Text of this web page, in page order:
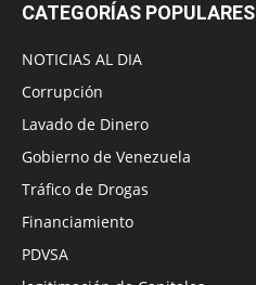
CATEGORÍAS POPULARES
NOTICIAS AL DIA
Corrupción
Lavado de Dinero
Gobierno de Venezuela
Tráfico de Drogas
Financiamiento
PDVSA